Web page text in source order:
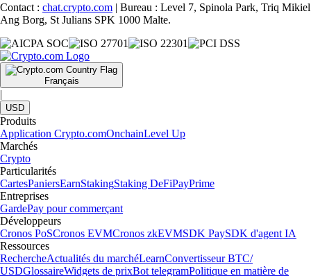
Contact : chat.crypto.com | Bureau : Level 7, Spinola Park, Triq Mikiel
Ang Borg, St Julians SPK 1000 Malte.
Français
|
USD
Produits
Application Crypto.comOnchainLevel Up
Marchés
Crypto
Particularités
CartesPaniersEarnStakingStaking DeFiPayPrime
Entreprises
GardePay pour commerçant
Développeurs
Cronos PoSCronos EVMCronos zkEVMSDK PaySDK d'agent IA
Ressources
RechercheActualités du marchéLearnConvertisseur BTC/
USDGlossaireWidgets de prixBot telegramPolitique en matière de